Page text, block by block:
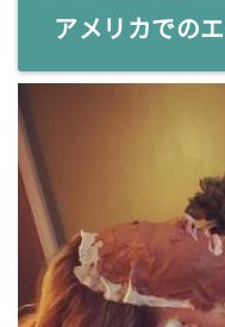
アメリカでの